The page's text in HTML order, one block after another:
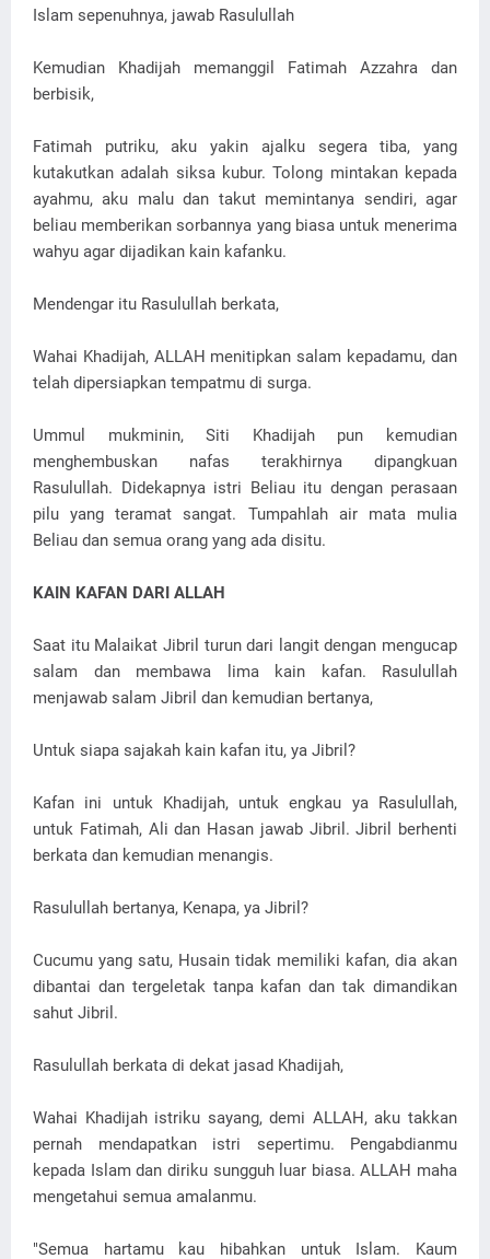
Islam sepenuhnya, jawab Rasulullah
Kemudian Khadijah memanggil Fatimah Azzahra dan
berbisik,
Fatimah putriku, aku yakin ajalku segera tiba, yang
kutakutkan adalah siksa kubur. Tolong mintakan kepada
ayahmu, aku malu dan takut memintanya sendiri, agar
beliau memberikan sorbannya yang biasa untuk menerima
wahyu agar dijadikan kain kafanku.
Mendengar itu Rasulullah berkata,
Wahai Khadijah, ALLAH menitipkan salam kepadamu, dan
telah dipersiapkan tempatmu di surga.
Ummul mukminin, Siti Khadijah pun kemudian
menghembuskan nafas terakhirnya dipangkuan
Rasulullah. Didekapnya istri Beliau itu dengan perasaan
pilu yang teramat sangat. Tumpahlah air mata mulia
Beliau dan semua orang yang ada disitu.
KAIN KAFAN DARI ALLAH
Saat itu Malaikat Jibril turun dari langit dengan mengucap
salam dan membawa lima kain kafan. Rasulullah
menjawab salam Jibril dan kemudian bertanya,
Untuk siapa sajakah kain kafan itu, ya Jibril?
Kafan ini untuk Khadijah, untuk engkau ya Rasulullah,
untuk Fatimah, Ali dan Hasan jawab Jibril. Jibril berhenti
berkata dan kemudian menangis.
Rasulullah bertanya, Kenapa, ya Jibril?
Cucumu yang satu, Husain tidak memiliki kafan, dia akan
dibantai dan tergeletak tanpa kafan dan tak dimandikan
sahut Jibril.
Rasulullah berkata di dekat jasad Khadijah,
Wahai Khadijah istriku sayang, demi ALLAH, aku takkan
pernah mendapatkan istri sepertimu. Pengabdianmu
kepada Islam dan diriku sungguh luar biasa. ALLAH maha
mengetahui semua amalanmu.
"Semua hartamu kau hibahkan untuk Islam. Kaum